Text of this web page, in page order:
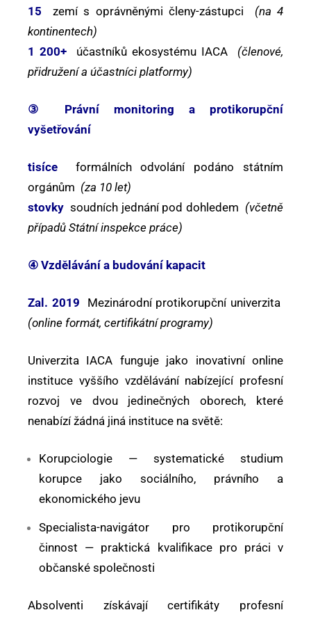
15 zemí s oprávněnými členy-zástupci (na 4
kontinentech)
1 200+ účastníků ekosystému IACA (členové,
přidružení a účastníci platformy)
③ Právní monitoring a protikorupční
vyšetřování
tisíce
formálních odvolání podáno státním
orgánům (za 10 let)
stovky soudních jednání pod dohledem (včetně
případů Státní inspekce práce)
④ Vzdělávání a budování kapacit
Zal. 2019
Mezinárodní protikorupční univerzita
(online formát, certifikátní programy)
Univerzita IACA funguje jako inovativní online
instituce vyššího vzdělávání nabízející profesní
rozvoj ve dvou jedinečných oborech, které
nenabízí žádná jiná instituce na světě:
Korupciologie — systematické studium
korupce jako sociálního, právního a
ekonomického jevu
Specialista-navigátor pro protikorupční
činnost — praktická kvalifikace pro práci v
občanské společnosti
Absolventi získávají certifikáty profesní